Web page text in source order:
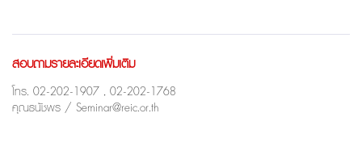
สอบถามรายละเอียดเพิ่มเติม
โทร. 02-202-1907 , 02-202-1768
คุณธนัชพร / Seminar@reic.or.th